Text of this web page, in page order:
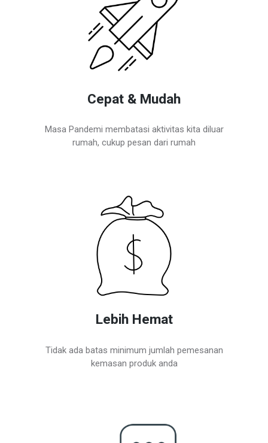
Cepat & Mudah
Masa Pandemi membatasi aktivitas kita diluar
rumah, cukup pesan dari rumah
Lebih Hemat
Tidak ada batas minimum jumlah pemesanan
kemasan produk anda